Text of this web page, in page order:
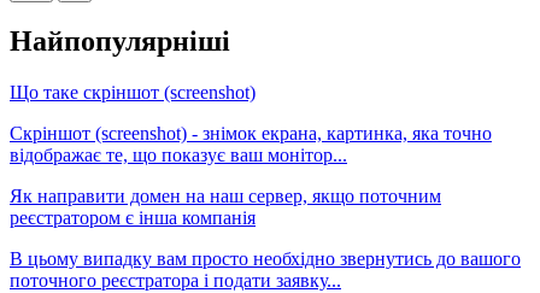
Найпопулярніші
Що таке скріншот (screenshot)
Скріншот (screenshot) - знімок екрана, картинка, яка точно
відображає те, що показує ваш монітор...
Як направити домен на наш сервер, якщо поточним
реєстратором є інша компанія
В цьому випадку вам просто необхідно звернутись до вашого
поточного реєстратора і подати заявку...